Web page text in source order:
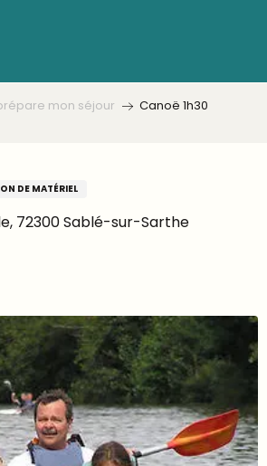
mon séjour Canoë 1h30
DE MATÉRIEL
72300 Sablé-sur-Sarthe
aux favoris